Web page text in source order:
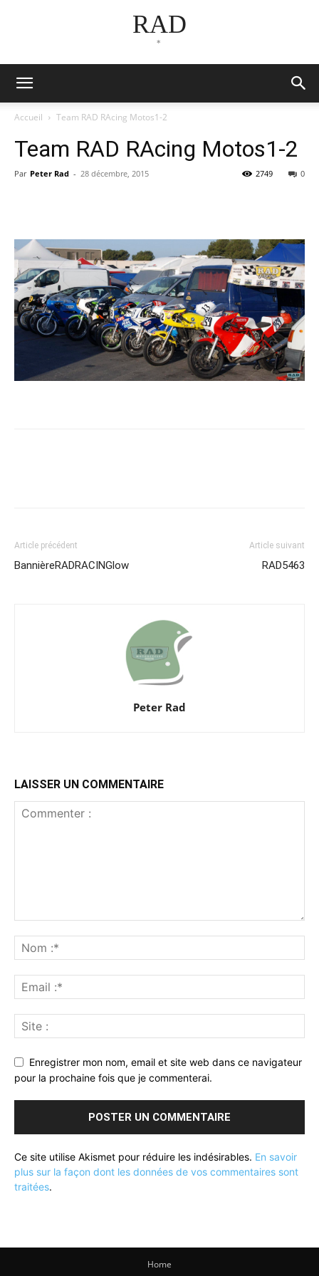
RAD
*
Accueil Team RAD RAcing Motos1-2
Team RAD RAcing Motos1-2
Par Peter Rad - 28 décembre, 2015 0
2749
Article précédent
BannièreRADRACINGlow
Article suivant
RAD5463
Peter Rad
LAISSER UN COMMENTAIRE
Enregistrer mon nom, email et site web dans ce navigateur
pour la prochaine fois que je commenterai.
Ce site utilise Akismet pour réduire les indésirables. En savoir
plus sur la façon dont les données de vos commentaires sont
traitées.
Home